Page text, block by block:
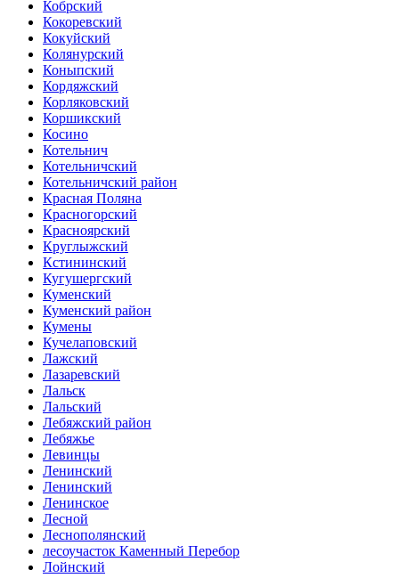
Кобрский
Кокоревский
Кокуйский
Колянурский
Коныпский
Кордяжский
Корляковский
Коршикский
Косино
Котельнич
Котельничский
Котельничский район
Красная Поляна
Красногорский
Красноярский
Круглыжский
Кстининский
Кугушергский
Куменский
Куменский район
Кумены
Кучелаповский
Лажский
Лазаревский
Лальск
Лальский
Лебяжский район
Лебяжье
Левинцы
Ленинский
Ленинский
Ленинское
Лесной
Леснополянский
лесоучасток Каменный Перебор
Лойнский